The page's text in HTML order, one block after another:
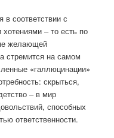
соответствии с
– то есть по
желающей
стремится на самом
«галлюцинации»
скрыться,
– в мир
способных
ответственности.